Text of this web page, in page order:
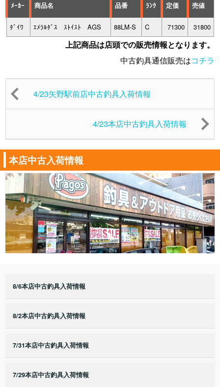
ﾒｰｶｰ 商品名 品番 ﾗﾝｸ 定価 売値
ﾀﾞｲﾜ ｴﾒﾗﾙﾀﾞｽ ｽﾄｲｽﾄ AGS 88LM-S C 71300 31800
上記商品は店頭での販売情報となります。
中古釣具通信販売はコチラ
4/23矢野駅前店中古釣具入荷情報
4/23本店中古釣具入荷情報
本店中古入荷情報
8/6本店中古釣具入荷情報
8/2本店中古釣具入荷情報
7/31本店中古釣具入荷情報
7/29本店中古釣具入荷情報